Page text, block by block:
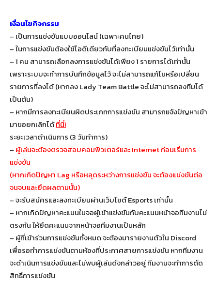
เงื่อนไขกิจกรรม
– เป็นการแข่งขันแบบออนไลน์ (เฉพาะคนไทย)
– ในการแข่งขันต้องใช้ไอดีเดียวกับที่ลงทะเบียนแข่งขันไว้เท่านั้น
– 1 คน สามารถเลือกลงการแข่งขันได้เพียง 1 รายการได้เท่านั้น
เพราะระบบจะทำการบันทึกข้อมูลไว้ จะไม่สามารถแก้ไขหรือเปลี่ยน
รายการที่ลงได้ (หากลง Lady Team Battle จะไม่สามารถลงทีมได้
เป็นต้น)
– หากมีการลงทะเบียนผิดประเภทการแข่งขัน สามารถแจ้งปัญหาเข้า
มาขอยกเลิกได้ที่นี่!
ระยะเวลาดำเนินการ (3 วันทำการ)
– ผู้เล่นจะต้องตรวจสอบคอมพิวเตอร์และ Internet ก่อนเริ่มการ
แข่งขัน
(หากเกิดปัญหา Lag หรือหลุดระหว่างการแข่งขัน จะต้องแข่งขันต่อ
จนจบและยึดผลตามนั้น)
– จะรับสมัครและลงทะเบียนผ่านเว็บไซต์ Esports เท่านั้น
– หากเกิดปัญหาคะแนนในจอผู้เข้าแข่งขันกับคะแนนหน้าจอทีมงานไม่
ตรงกัน ให้ยึดคะแนนจากหน้าจอทีมงานเป็นหลัก
– ผู้ที่เข้าร่วมการแข่งขันทั้งหมด จะต้องมารายงานตัวใน Discord
เพื่อรอทำการแข่งขันตามห้องที่ประกาศสายการแข่งขัน หากทีมงาน
จะดำเนินการแข่งขันและไม่พบผู้เล่นดังกล่าวอยู่ ทีมงานจะทำการตัด
สิทธิ์การแข่งขัน